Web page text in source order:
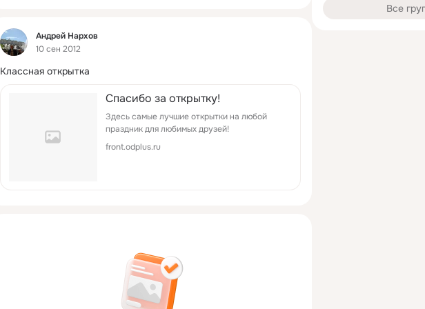
Фид
Андрей Нархов
10 сен 2012
Классная открытка
Спасибо за открытку!
Здесь самые лучшие открытки на любой
праздник для любимых друзей!
front.odplus.ru
Все